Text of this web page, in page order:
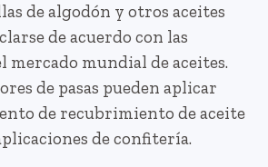
de algodón y otros aceites
de acuerdo con las
mercado mundial de aceites.
de pasas pueden aplicar
de recubrimiento de aceite
de confitería.